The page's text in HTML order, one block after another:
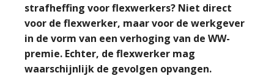
strafheffing voor flexwerkers? Niet direct
voor de flexwerker, maar voor de werkgever
in de vorm van een verhoging van de WW-
premie. Echter, de flexwerker mag
waarschijnlijk de gevolgen opvangen.